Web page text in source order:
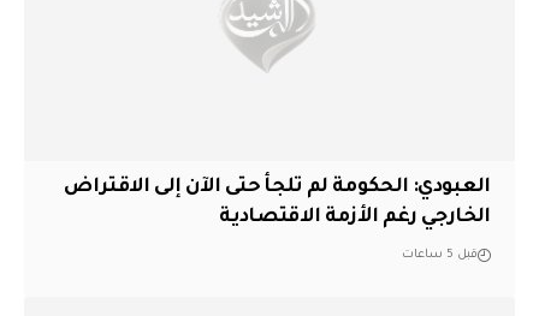
العبودي: الحكومة لم تلجأ حتى الآن إلى الاقتراض
الخارجي رغم الأزمة الاقتصادية
قبل 5 ساعات